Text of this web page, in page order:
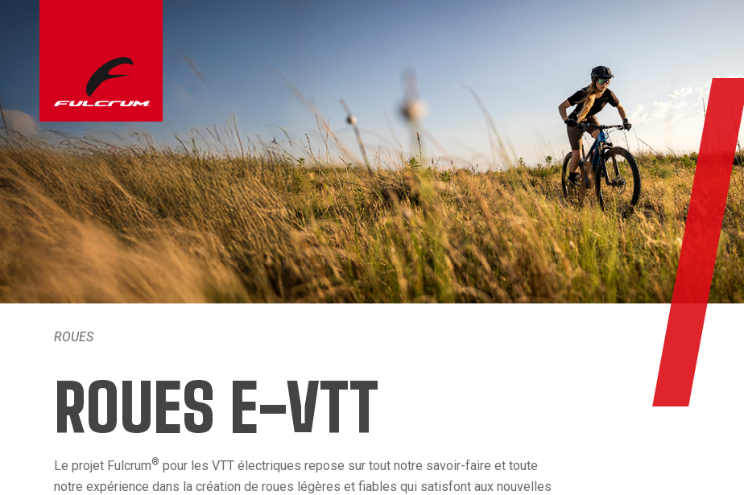
ROUES
ROUES E-VTT
Le projet Fulcrum® pour les VTT électriques repose sur tout notre savoir-faire et toute
notre expérience dans la création de roues légères et fiables qui satisfont aux nouvelles